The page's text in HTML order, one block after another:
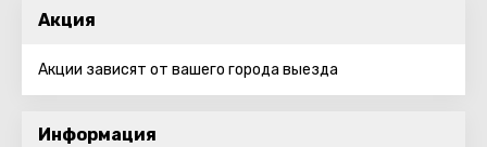
Акция
Акции зависят от вашего города выезда
Информация